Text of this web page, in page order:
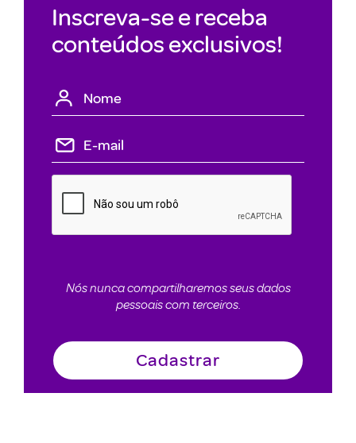
Inscreva-se e receba
conteúdos exclusivos!
Nós nunca compartilharemos seus dados
pessoais com terceiros.